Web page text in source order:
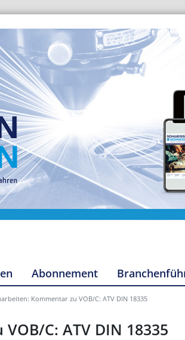
Abonnement
Kommentar zu VOB/C: ATV DIN 18335
C: ATV DIN 18335